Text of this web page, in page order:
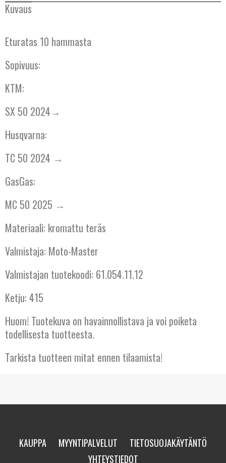
määrä
Kuvaus
Eturatas 10 hammasta
Sopivuus:
KTM:
SX 50 2024→
Husqvarna:
TC 50 2024 →
GasGas:
MC 50 2025 →
Materiaali: kromattu teräs
Valmistaja: Moto-Master
Valmistajan tuotekoodi: 61.054.11.12
Ketju: 415
Huom! Tuotekuva on havainnollistava ja voi poiketa
todellisesta tuotteesta.
Tarkista tuotteen mitat ennen tilaamista!
KAUPPA MYYNTIPALVELUT
TIETOSUOJAKÄYTÄNTÖ
YHTEYSTIEDOT
BULGARIA
ESPANJA
ISLANTI
ITALIA
ITÄVALTA
KANADA
KREIKKA
KROATIA
KYPROS
LATVIA
LUXEMBOURG
MALTA
PORTUGALI